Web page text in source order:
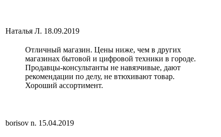
Наталья Л. 18.09.2019
Отличный магазин. Цены ниже, чем в других
магазинах бытовой и цифровой техники в городе.
Продавцы-консультанты не навязчивые, дают
рекомендации по делу, не втюхивают товар.
Хороший ассортимент.
borisov n. 15.04.2019